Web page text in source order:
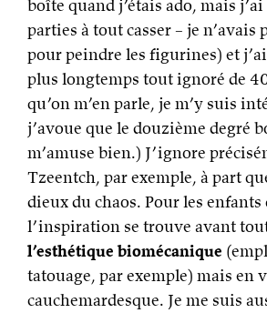
boîte quand j’étais ado, mais
parties à tout casser – je n’avais
pour peindre les figurines) et
plus longtemps tout ignoré de
qu’on m’en parle, je m’y suis
j’avoue que le douzième degré
m’amuse bien.) J’ignore
Tzeentch, par exemple, à part
dieux du chaos. Pour les enfants
l’inspiration se trouve avant
l’esthétique biomécanique
tatouage, par exemple) mais en
cauchemardesque. Je me suis